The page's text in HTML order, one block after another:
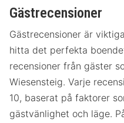
Gästrecensioner
Gästrecensioner är
hitta det perfekta
recensioner från gäster
Wiesensteig. Varje
10, baserat på faktorer
gästvänlighet och läge.